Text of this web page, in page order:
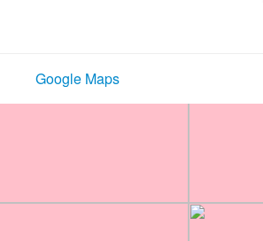
Google Maps